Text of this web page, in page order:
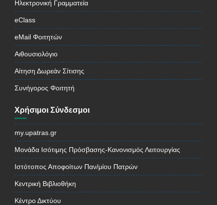
Ηλεκτρονική Γραμματεία
eClass
eMail Φοιτητών
Αιθουσιολόγιο
Αίτηση Δωρεάν Σίτισης
Συνήγορος Φοιτητή
Χρήσιμοι Σύνδεσμοι
my.upatras.gr
Μονάδα Ισότιμης Πρόσβασης-Κανονισμός Λειτουργίας
Ιστότοπος Αποφοίτων Παν/μίου Πατρών
Κεντρική Βιβλιοθήκη
Κέντρο Δικτύου